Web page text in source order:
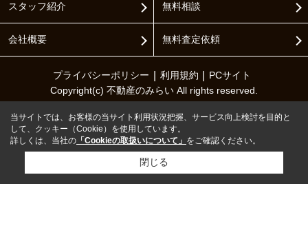
スタッフ紹介
会社概要
無料相談
無料査定依頼
プライバシーポリシー 利用規約
PCサイト
Copyright(c) 不動産のみらい All rights reserved.
当サイトでは、お客様の当サイト利用状況把握、サービス向上検討を目的と
して、クッキー（Cookie）を使用しています。
詳しくは、当社の 「Cookieの取扱いについて」 をご確認ください。
閉じる